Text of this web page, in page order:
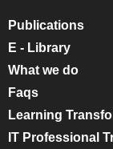
Publications
E - Library
What we do
Faqs
Learning
IT Professional